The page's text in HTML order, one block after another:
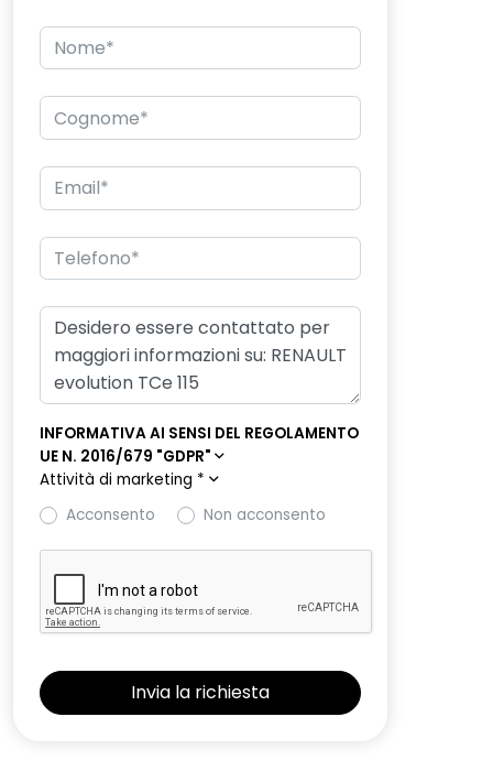
INFORMATIVA AI SENSI DEL REGOLAMENTO
UE N. 2016/679 "GDPR"
Attività di marketing *
Acconsento
Non acconsento